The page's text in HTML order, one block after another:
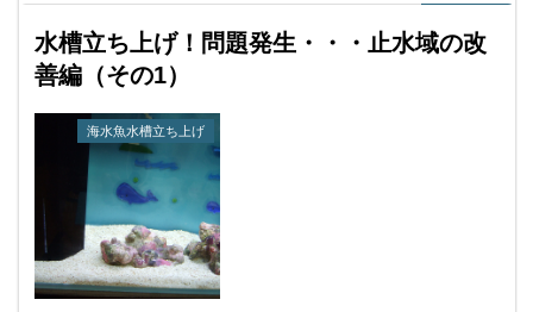
水槽立ち上げ！問題発生・・・止水域の改
善編（その1）
海水魚水槽立ち上げ